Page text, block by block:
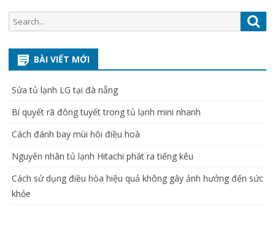
Search
for:
BÀI VIẾT MỚI
Sửa tủ lạnh LG tại đà nẵng
Bí quyết rã đông tuyết trong tủ lạnh mini nhanh
Cách đánh bay mùi hôi điều hoà
Nguyên nhân tủ lạnh Hitachi phát ra tiếng kêu
Cách sử dụng điều hòa hiệu quả không gây ảnh hưởng đến sức
khỏe